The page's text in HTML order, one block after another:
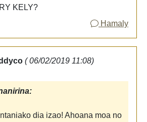
KELY?
Hamaly
( 06/02/2019 11:08)
dia izao! Ahoana moa no